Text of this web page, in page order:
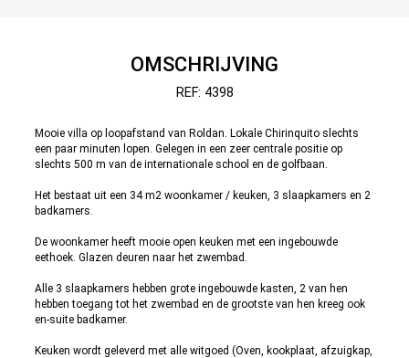
OMSCHRIJVING
REF: 4398
Mooie villa op loopafstand van Roldan. Lokale Chirinquito slechts
een paar minuten lopen. Gelegen in een zeer centrale positie op
slechts 500 m van de internationale school en de golfbaan.
Het bestaat uit een 34 m2 woonkamer / keuken, 3 slaapkamers en 2
badkamers.
De woonkamer heeft mooie open keuken met een ingebouwde
eethoek. Glazen deuren naar het zwembad.
Alle 3 slaapkamers hebben grote ingebouwde kasten, 2 van hen
hebben toegang tot het zwembad en de grootste van hen kreeg ook
en-suite badkamer.
Keuken wordt geleverd met alle witgoed (Oven, kookplaat, afzuigkap,